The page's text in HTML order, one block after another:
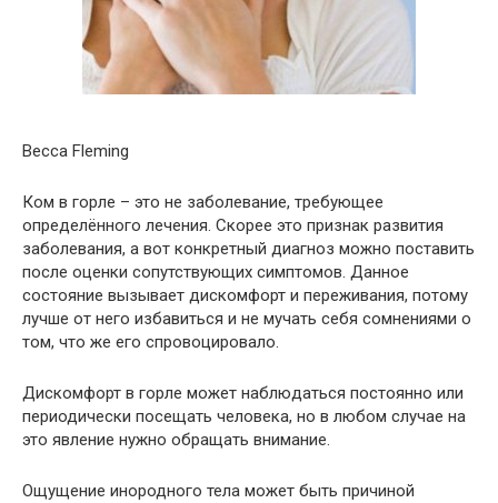
Becca Fleming
Ком в горле – это не заболевание, требующее
определённого лечения. Скорее это признак развития
заболевания, а вот конкретный диагноз можно поставить
после оценки сопутствующих симптомов. Данное
состояние вызывает дискомфорт и переживания, потому
лучше от него избавиться и не мучать себя сомнениями о
том, что же его спровоцировало.
Дискомфорт в горле может наблюдаться постоянно или
периодически посещать человека, но в любом случае на
это явление нужно обращать внимание.
Ощущение инородного тела может быть причиной